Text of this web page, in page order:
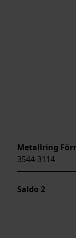
Metallring
3544-3114
Saldo 2